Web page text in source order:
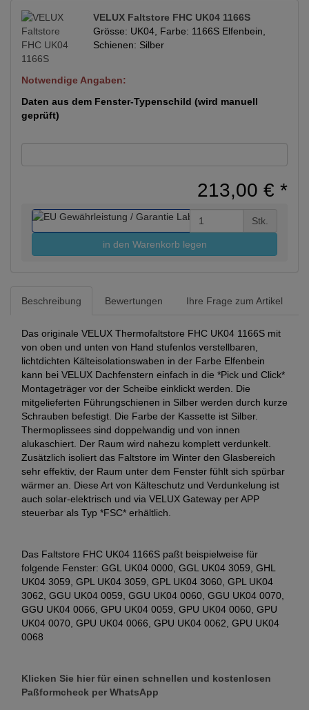
VELUX Faltstore FHC UK04 1166S
Grösse: UK04, Farbe: 1166S Elfenbein,
Schienen: Silber
Notwendige Angaben:
Daten aus dem Fenster-Typenschild (wird manuell
geprüft)
213,00 € *
Stk.
in den Warenkorb legen
Beschreibung Bewertungen Ihre Frage zum Artikel
Das originale VELUX Thermofaltstore FHC UK04 1166S mit
von oben und unten von Hand stufenlos verstellbaren,
lichtdichten Kälteisolationswaben in der Farbe Elfenbein
kann bei VELUX Dachfenstern einfach in die *Pick und Click*
Montageträger vor der Scheibe einklickt werden. Die
mitgelieferten Führungschienen in Silber werden durch kurze
Schrauben befestigt. Die Farbe der Kassette ist Silber.
Thermoplissees sind doppelwandig und von innen
alukaschiert. Der Raum wird nahezu komplett verdunkelt.
Zusätzlich isoliert das Faltstore im Winter den Glasbereich
sehr effektiv, der Raum unter dem Fenster fühlt sich spürbar
wärmer an. Diese Art von Kälteschutz und Verdunkelung ist
auch solar-elektrisch und via VELUX Gateway per APP
steuerbar als Typ *FSC* erhältlich.
Das Faltstore FHC UK04 1166S paßt beispielweise für
folgende Fenster: GGL UK04 0000, GGL UK04 3059, GHL
UK04 3059, GPL UK04 3059, GPL UK04 3060, GPL UK04
3062, GGU UK04 0059, GGU UK04 0060, GGU UK04 0070,
GGU UK04 0066, GPU UK04 0059, GPU UK04 0060, GPU
UK04 0070, GPU UK04 0066, GPU UK04 0062, GPU UK04
0068
Klicken Sie hier für einen schnellen und kostenlosen
Paßformcheck per WhatsApp